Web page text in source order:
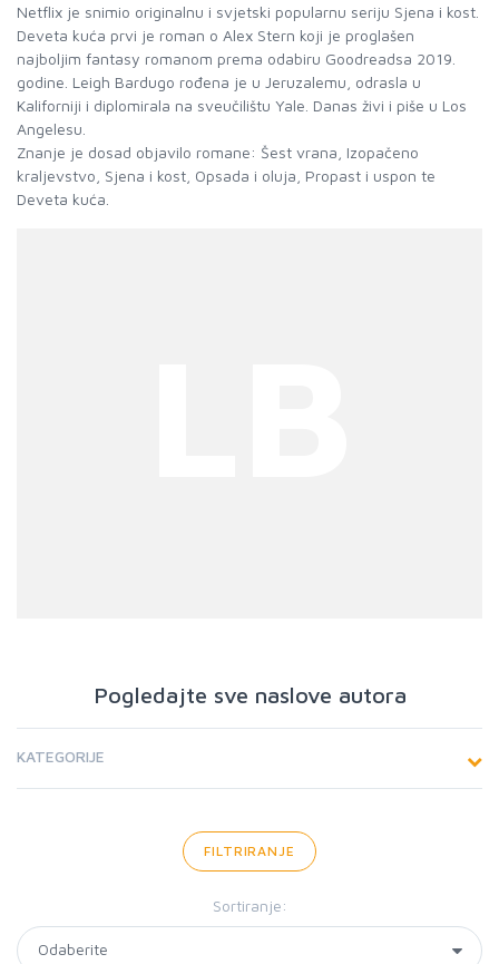
Netflix je snimio originalnu i svjetski popularnu seriju Sjena i kost.
Deveta kuća prvi je roman o Alex Stern koji je proglašen
najboljim fantasy romanom prema odabiru Goodreadsa 2019.
godine. Leigh Bardugo rođena je u Jeruzalemu, odrasla u
Kaliforniji i diplomirala na sveučilištu Yale. Danas živi i piše u Los
Angelesu.
Znanje je dosad objavilo romane: Šest vrana, Izopačeno
kraljevstvo, Sjena i kost, Opsada i oluja, Propast i uspon te
Pogledajte sve naslove autora
KATEGORIJE
FILTRIRANJE
Sortiranje: